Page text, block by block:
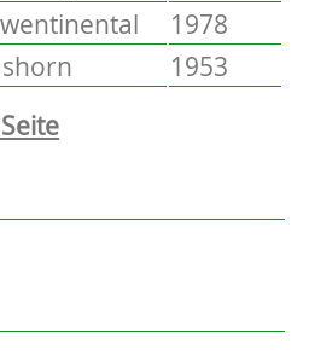
1978
1953